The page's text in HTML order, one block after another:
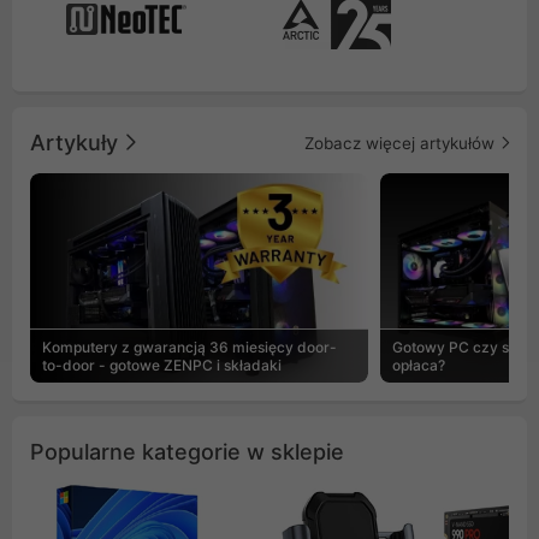
Artykuły Zobacz więcej artykułów
Komputery z gwarancją 36 miesięcy door-
to-door - gotowe ZENPC i składaki
Gotowy PC czy
opłaca?
Popularne kategorie w sklepie